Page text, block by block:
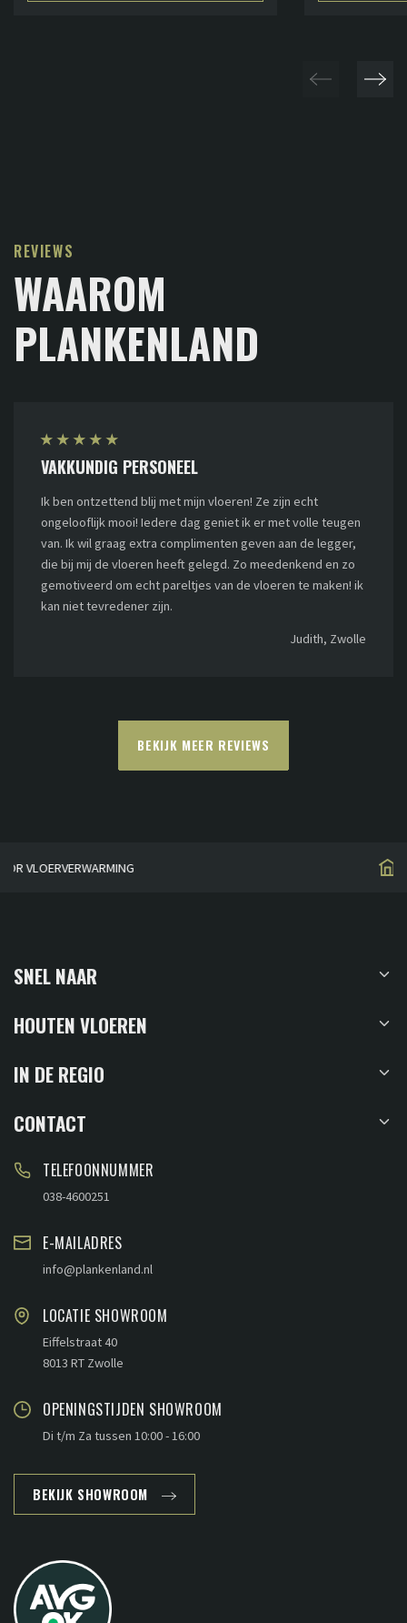
REVIEWS
WAAROM
PLANKENLAND
★ ★ ★ ★ ★
VAKKUNDIG PERSONEEL
Ik ben ontzettend blij met mijn vloeren! Ze zijn echt
ongelooflijk mooi! Iedere dag geniet ik er met volle teugen
van. Ik wil graag extra complimenten geven aan de legger,
die bij mij de vloeren heeft gelegd. Zo meedenkend en zo
gemotiveerd om echt pareltjes van de vloeren te maken! ik
kan niet tevredener zijn.
Judith, Zwolle
BEKIJK MEER REVIEWS
SNEL NAAR
HOUTEN VLOEREN
IN DE REGIO
CONTACT
TELEFOONNUMMER
038-4600251
E-MAILADRES
info@plankenland.nl
LOCATIE SHOWROOM
Eiffelstraat 40
8013 RT Zwolle
OPENINGSTIJDEN SHOWROOM
Di t/m Za tussen 10:00 - 16:00
BEKIJK SHOWROOM